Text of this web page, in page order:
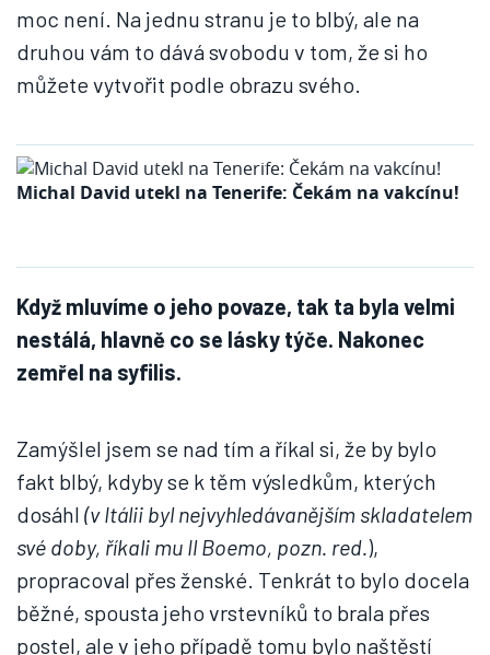
moc není. Na jednu stranu je to blbý, ale na
druhou vám to dává svobodu v tom, že si ho
můžete vytvořit podle obrazu svého.
Michal David utekl na Tenerife: Čekám na vakcínu!
Když mluvíme o jeho povaze, tak ta byla velmi
nestálá, hlavně co se lásky týče. Nakonec
zemřel na syfilis.
Zamýšlel jsem se nad tím a říkal si, že by bylo
fakt blbý, kdyby se k těm výsledkům, kterých
dosáhl (v Itálii byl nejvyhledávanějším skladatelem
své doby, říkali mu Il Boemo, pozn. red.),
propracoval přes ženské. Tenkrát to bylo docela
běžné, spousta jeho vrstevníků to brala přes
postel, ale v jeho případě tomu bylo naštěstí